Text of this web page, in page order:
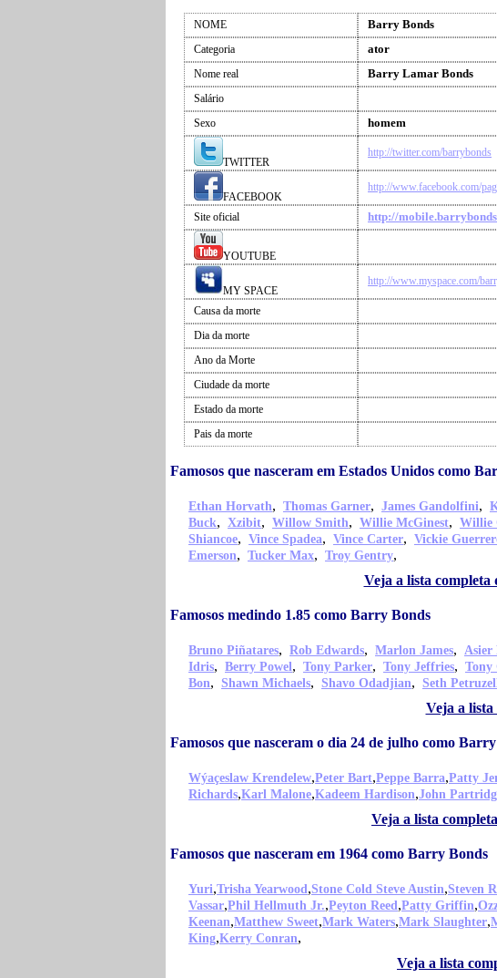
NOME Barry Bonds
Categoria ator
Nome real Barry Lamar Bonds
Salário
Sexo
homem
TWITTER
http://twitter.com/barrybonds
FACEBOOK
http://www.facebook.com/
Site oficial http://
YOUTUBE
MY SPACE
http://www.myspace.com/
Causa da morte
Dia da morte
Ano da Morte
Ciudade da morte
Estado da morte
Pais da morte
Famosos que nasceram em Estados Unidos como
Ethan Horvath, Thomas Garner, James Gandolfini,
Buck, Xzibit, Willow Smith, Willie McGinest, Willie
Shiancoe, Vince Spadea, Vince Carter, Vickie
Emerson, Tucker Max, Troy Gentry,
Veja a lista completa
Famosos medindo 1.85 como Barry Bonds
Bruno Piñatares, Rob Edwards, Marlon James, Asier
Idris, Berry Powel, Tony Parker, Tony Jeffries, Tony
Bon, Shawn Michaels, Shavo Odadjian, Seth
Veja a lista
Famosos que nasceram o dia 24 de julho como
Wýaçeslaw Krendelew,Peter Bart,Peppe Barra,Patty
Richards,Karl Malone,Kadeem Hardison,John
Veja a lista
Famosos que nasceram em 1964 como Barry Bonds
Yuri,Trisha Yearwood,Stone Cold Steve Austin,Steven
Vassar,Phil Hellmuth Jr.,Peyton Reed,Patty Griffin,
Keenan,Matthew Sweet,Mark Waters,Mark Slaughter,
King,Kerry Conran,
Veja a lista